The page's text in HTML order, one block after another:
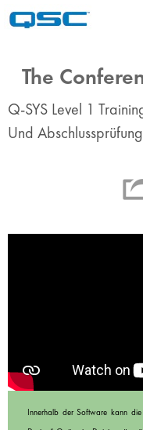
跳到主要内容
The
Q-SYS Level 1
Und Abschlussprüfung
Innerhalb der Software kann